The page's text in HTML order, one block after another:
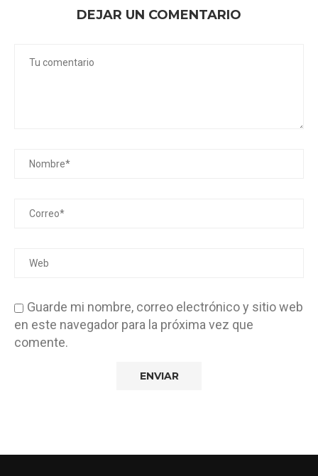
Qué Ver en Segovia en un Día: 8...
DEJAR UN COMENTARIO
Guarde mi nombre, correo electrónico y sitio web
en este navegador para la próxima vez que
comente.